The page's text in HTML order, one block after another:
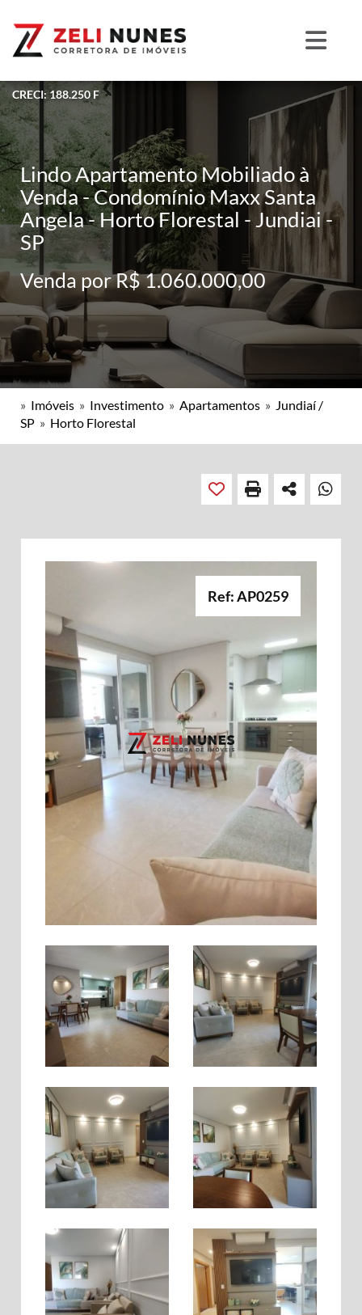
CRECI: 188.250 F
Lindo Apartamento Mobiliado à
Venda - Condomínio Maxx Santa
Angela - Horto Florestal - Jundiai -
SP
Venda por R$ 1.060.000,00
» Imóveis » Investimento » Apartamentos » Jundiaí /
SP » Horto Florestal
Ref: AP0259